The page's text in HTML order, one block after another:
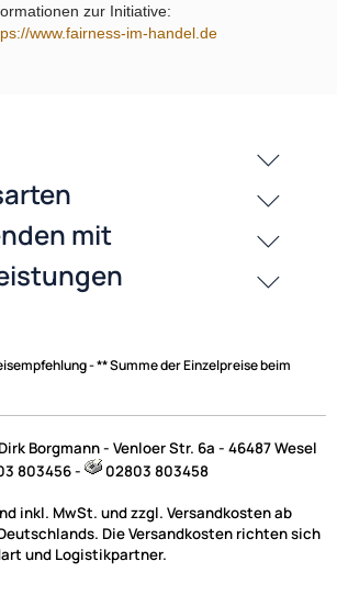
zur Initiative:
www.fairness-im-handel.de
- ** Summe der Einzelpreise beim
Borgmann - Venloer Str. 6a - 46487 Wesel
803456 - 02803 803458
inkl. MwSt. und zzgl. Versandkosten ab
Die Versandkosten richten sich
und Logistikpartner.